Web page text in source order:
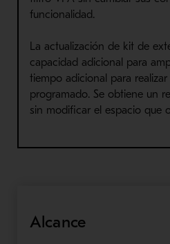
funcionalidad.
La actualización de kit de
capacidad adicional para
tiempo adicional para
programado. Se obtiene un
sin modificar el espacio que
Alcance